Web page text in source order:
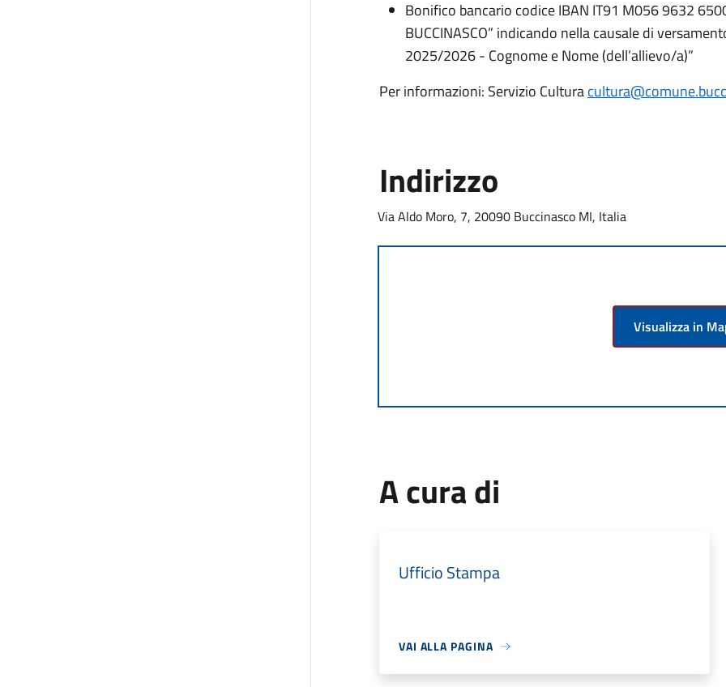
Bonifico bancario codice IBAN IT91 M056 9632
BUCCINASCO” indicando nella causale di
2025/2026 - Cognome e Nome (dell’allievo/a)”
Per informazioni: Servizio Cultura
Indirizzo
Via Aldo Moro, 7, 20090 Buccinasco MI, Italia
Visualizza in
A cura di
Ufficio Stampa
VAI ALLA PAGINA